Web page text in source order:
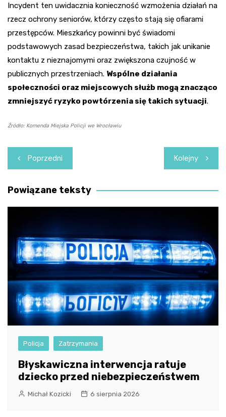
Incydent ten uwidacznia konieczność wzmożenia działań na
rzecz ochrony seniorów, którzy często stają się ofiarami
przestępców. Mieszkańcy powinni być świadomi
podstawowych zasad bezpieczeństwa, takich jak unikanie
kontaktu z nieznajomymi oraz zwiększona czujność w
publicznych przestrzeniach. Wspólne działania
społeczności oraz miejscowych służb mogą znacząco
zmniejszyć ryzyko powtórzenia się takich sytuacji.
Źródło: Komenda Miejska Policji we Wrocławiu
Nawigacja
wpisu
Poprzedni Kolejny
Powiązane teksty
Policja Zatrzymania
Błyskawiczna interwencja ratuje
dziecko przed niebezpieczeństwem
Michał Kozicki 6 sierpnia 2026